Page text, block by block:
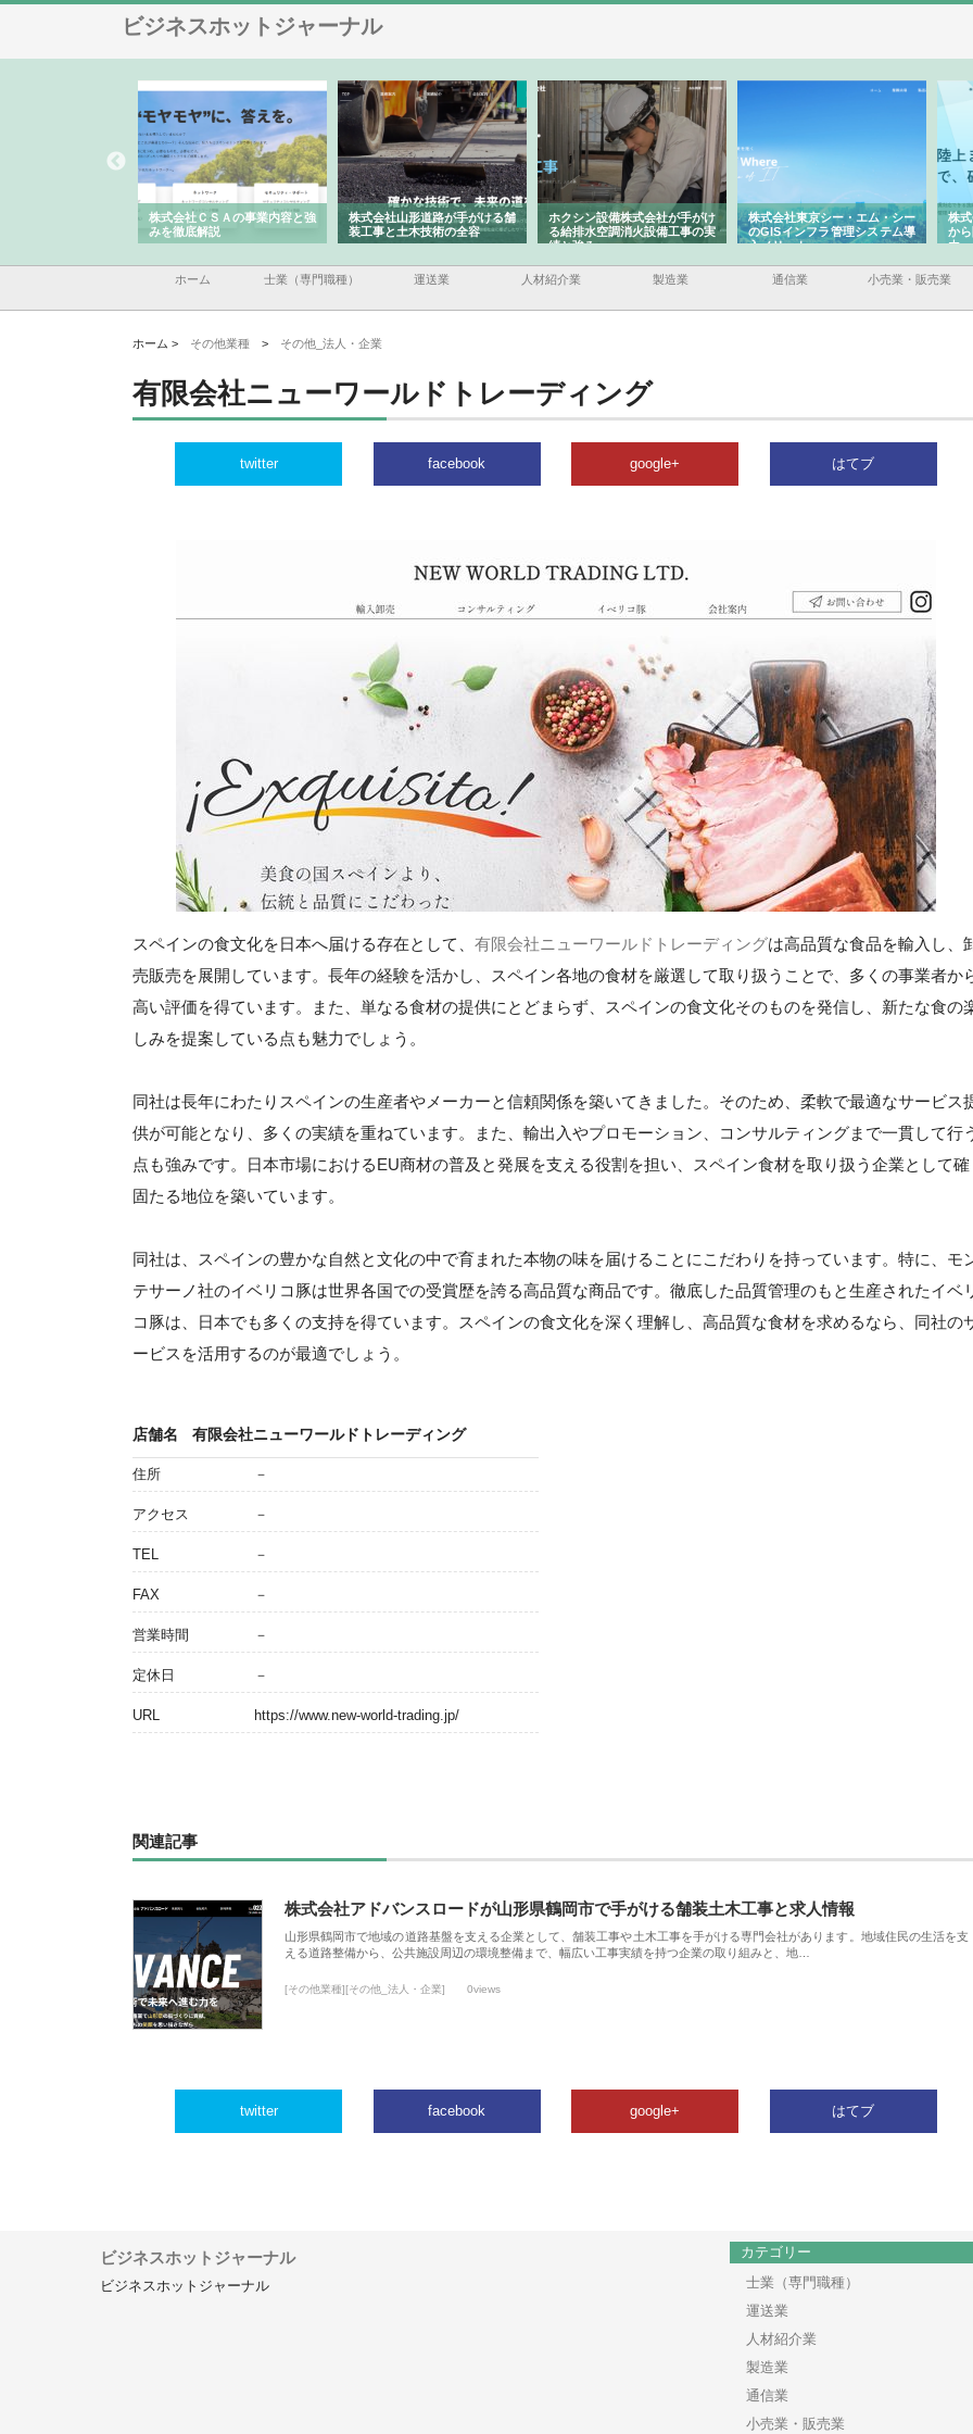
ビジネスホットジャーナル
株式会社ＣＳＡの事業内容と強
みを徹底解説
株式会社山形道路が手がける舗
装工事と土木技術の全容
ホクシン設備株式会社が手がけ
る給排水空調消火設備工事の実
績と強み
株式会社東京シー・エム・シー
のGISインフラ管理システム導
入メリット
株
か
由
ホーム 士業（専門職種） 運送業 人材紹介業 製造業 通信業 小売業・販売業
ホーム > その他業種 > その他_法人・企業
有限会社ニューワールドトレーディング
twitter facebook google+ はてブ
スペインの食文化を日本へ届ける存在として、 有限会社ニューワールドトレーディングは高品質な食品を輸入し、
売販売を展開しています。長年の経験を活かし、スペイン各地の食材を厳選して取り扱うことで、多くの事業者か
高い評価を得ています。また、単なる食材の提供にとどまらず、スペインの食文化そのものを発信し、新たな食の
しみを提案している点も魅力でしょう。
同社は長年にわたりスペインの生産者やメーカーと信頼関係を築いてきました。そのため、柔軟で最適なサービス
供が可能となり、多くの実績を重ねています。また、輸出入やプロモーション、コンサルティングまで一貫して行
点も強みです。日本市場におけるEU商材の普及と発展を支える役割を担い、スペイン食材を取り扱う企業として確
固たる地位を築いています。
同社は、スペインの豊かな自然と文化の中で育まれた本物の味を届けることにこだわりを持っています。特に、モ
テサーノ社のイベリコ豚は世界各国での受賞歴を誇る高品質な商品です。徹底した品質管理のもと生産されたイベ
コ豚は、日本でも多くの支持を得ています。スペインの食文化を深く理解し、高品質な食材を求めるなら、同社の
ービスを活用するのが最適でしょう。
店舗名 有限会社ニューワールドトレーディング
住所 －
アクセス －
TEL －
FAX －
営業時間 －
定休日 －
URL https://www.new-world-trading.jp/
関連記事
株式会社アドバンスロードが山形県鶴岡市で手がける舗装土木工事と求人情報
山形県鶴岡市で地域の道路基盤を支える企業として、舗装工事や土木工事を手がける専門会社があります。地域住民の生活を支
える道路整備から、公共施設周辺の環境整備まで、幅広い工事実績を持つ企業の取り組みと、地…
[その他業種][その他_法人・企業] 0views
twitter facebook google+ はてブ
ビジネスホットジャーナル
ビジネスホットジャーナル
カテゴリー
士業（専門職種）
運送業
人材紹介業
製造業
通信業
小売業・販売業